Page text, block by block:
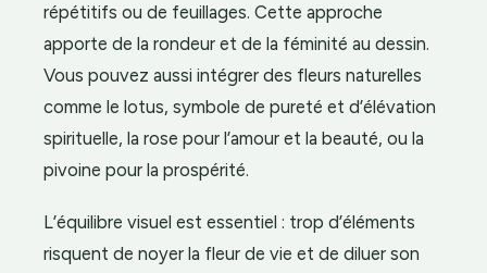
répétitifs ou de feuillages. Cette approche
apporte de la rondeur et de la féminité au dessin.
Vous pouvez aussi intégrer des fleurs naturelles
comme le lotus, symbole de pureté et d’élévation
spirituelle, la rose pour l’amour et la beauté, ou la
pivoine pour la prospérité.
L’équilibre visuel est essentiel : trop d’éléments
risquent de noyer la fleur de vie et de diluer son